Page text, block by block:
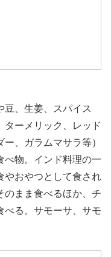
豆、生姜、スパイス
ターメリック、レッド
、ガラムマサラ等）
べ物。インド料理の一
やおやつとして食され
のまま食べるほか、チ
べる。サモーサ、サモ